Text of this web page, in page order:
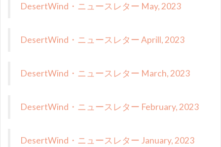
DesertWind・ニュースレター May, 2023
DesertWind・ニュースレター Aprill, 2023
DesertWind・ニュースレター March, 2023
DesertWind・ニュースレター February, 2023
DesertWind・ニュースレター January, 2023